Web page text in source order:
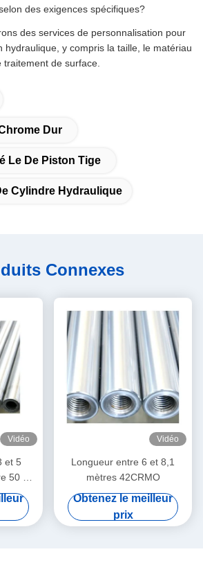
des exigences spécifiques?
des services de personnalisation pour
hydraulique, y compris la taille, le matériau
de surface.
Dur
Le De Piston Tige
Cylindre Hydraulique
Connexes
Vidéo
et 5
50 et
Vidéo
Longueur entre 6 et 8,1
mètres 42CRMO
Obtenez le meilleur
prix